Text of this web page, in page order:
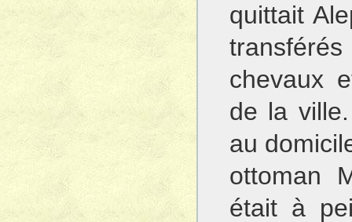
quittait
chevaux
de la
au
ottoman
était à